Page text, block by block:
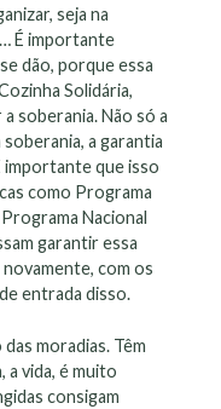
seja na
É importante
dão, porque essa
Solidária,
soberania. Não só a
a garantia
importante que isso
como Programa
Nacional
garantir essa
com os
entrada disso.
moradias. Têm
a vida, é muito
consigam